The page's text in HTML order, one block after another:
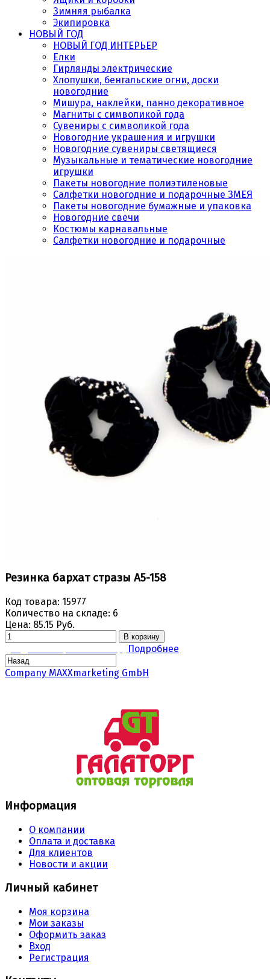
Зимняя рыбалка
Экипировка
НОВЫЙ ГОД
НОВЫЙ ГОД ИНТЕРЬЕР
Елки
Гирлянды электрические
Хлопушки, бенгальские огни, доски
новогодние
Мишура, наклейки, панно декоративное
Магниты с символикой года
Сувениры с символикой года
Новогодние украшения и игрушки
Новогодние сувениры светящиеся
Музыкальные и тематические новогодние
игрушки
Пакеты новогодние полиэтиленовые
Салфетки новогодние и подарочные ЗМЕЯ
Пакеты новогодние бумажные и упаковка
Новогодние свечи
Костюмы карнавальные
Салфетки новогодние и подарочные
Резинка бархат стразы A5-158
Код товара: 15977
Количество на складе: 6
Цена: 85.15 Руб.
В корзину
Подробнее
Company MAXXmarketing GmbH
Информация
О компании
Оплата и доставка
Для клиентов
Новости и акции
Личный кабинет
Моя корзина
Мои заказы
Оформить заказ
Вход
Регистрация